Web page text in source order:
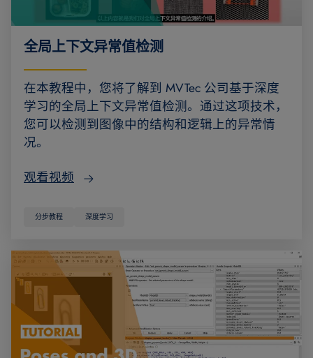
全局上下文异常值检测
在本教程中，您将了解到 MVTec 公司基于深度
学习的全局上下文异常值检测。通过这项技术，
您可以检测到图像中的结构和逻辑上的异常情
况。
观看视频
分步教程 深度学习